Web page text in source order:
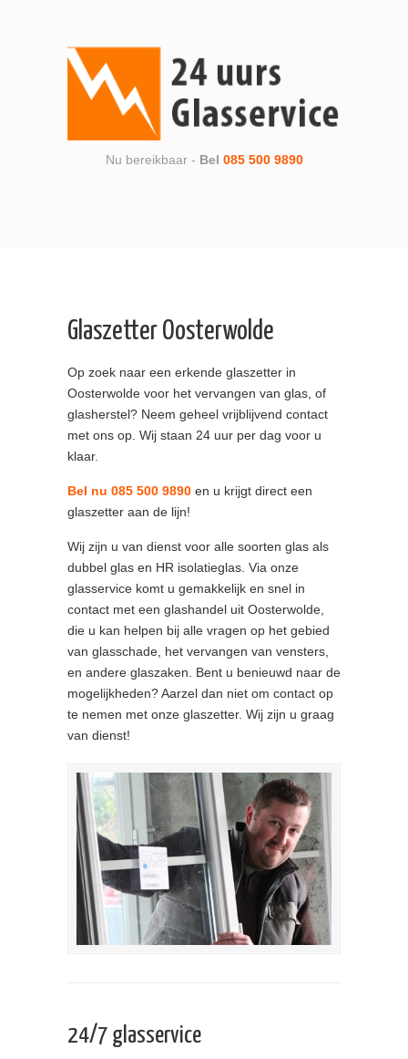
Nu bereikbaar - Bel 085 500 9890
Glaszetter Oosterwolde
Op zoek naar een erkende glaszetter in
Oosterwolde voor het vervangen van glas, of
glasherstel? Neem geheel vrijblijvend contact
met ons op. Wij staan 24 uur per dag voor u
klaar.
Bel nu 085 500 9890 en u krijgt direct een
glaszetter aan de lijn!
Wij zijn u van dienst voor alle soorten glas als
dubbel glas en HR isolatieglas. Via onze
glasservice komt u gemakkelijk en snel in
contact met een glashandel uit Oosterwolde,
die u kan helpen bij alle vragen op het gebied
van glasschade, het vervangen van vensters,
en andere glaszaken. Bent u benieuwd naar de
mogelijkheden? Aarzel dan niet om contact op
te nemen met onze glaszetter. Wij zijn u graag
van dienst!
24/7 glasservice